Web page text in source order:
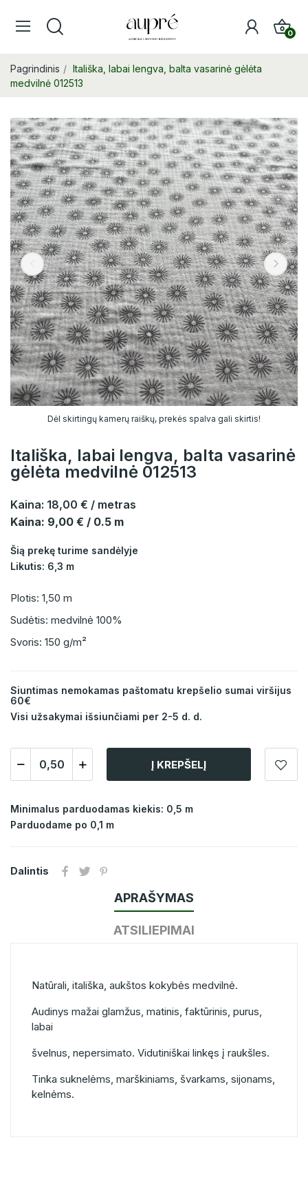
0
Pagrindinis
Itališka, labai lengva, balta vasarinė gėlėta
medvilnė 012513
Dėl skirtingų kamerų raiškų, prekės spalva gali skirtis!
Itališka, labai lengva, balta vasarinė
gėlėta medvilnė 012513
Kaina: 18,00 € / metras
Kaina: 9,00 € / 0.5 m
Šią prekę turime sandėlyje
Likutis: 6,3 m
Plotis: 1,50 m
Sudėtis: medvilnė 100%
Svoris: 150 g/m²
Siuntimas nemokamas paštomatu krepšelio sumai viršijus
60€
Visi užsakymai išsiunčiami per 2-5 d. d.
Į KREPŠELĮ
Minimalus parduodamas kiekis: 0,5 m
Parduodame po 0,1 m
Dalintis
APRAŠYMAS
ATSILIEPIMAI
Natūrali, itališka, aukštos kokybės medvilnė.
Audinys mažai glamžus, matinis, faktūrinis, purus,
labai
švelnus, nepersimato. Vidutiniškai linkęs į raukšles.
Tinka suknelėms, marškiniams, švarkams, sijonams,
kelnėms.